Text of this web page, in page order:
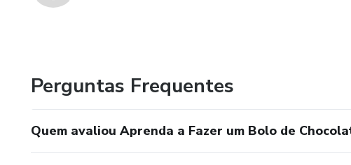
Perguntas Frequentes
Quem avaliou Aprenda a Fazer um Bolo de